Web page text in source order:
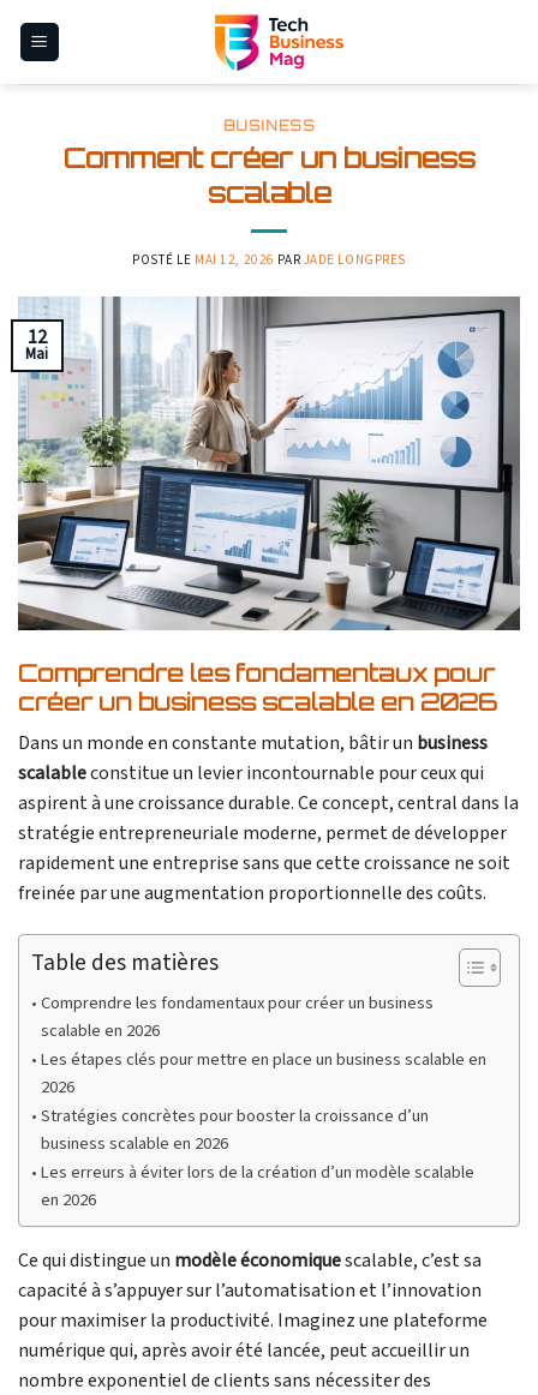
BUSINESS
Comment créer un business
scalable
POSTÉ LE MAI 12, 2026 PAR JADE LONGPRES
12
Mai
Comprendre les fondamentaux pour
créer un business scalable en 2026
Dans un monde en constante mutation, bâtir un business
scalableconstitue un levier incontournable pour ceux qui
aspirent à une croissance durable. Ce concept, central dans la
stratégie entrepreneuriale moderne, permet de développer
rapidement une entreprise sans que cette croissance ne soit
freinée par une augmentation proportionnelle des coûts.
Table des matières
Comprendre les fondamentaux pour créer un business
scalable en 2026
Les étapes clés pour mettre en place un business scalable en
2026
Stratégies concrètes pour booster la croissance d’un
business scalable en 2026
Les erreurs à éviter lors de la création d’un modèle scalable
en 2026
Ce qui distingue un modèle économiquescalable, c’est sa
capacité à s’appuyer sur l’automatisation et l’innovation
pour maximiser la productivité. Imaginez une plateforme
numérique qui, après avoir été lancée, peut accueillir un
nombre exponentiel de clients sans nécessiter des